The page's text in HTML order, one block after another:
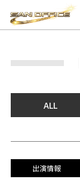
ALL
出演情報